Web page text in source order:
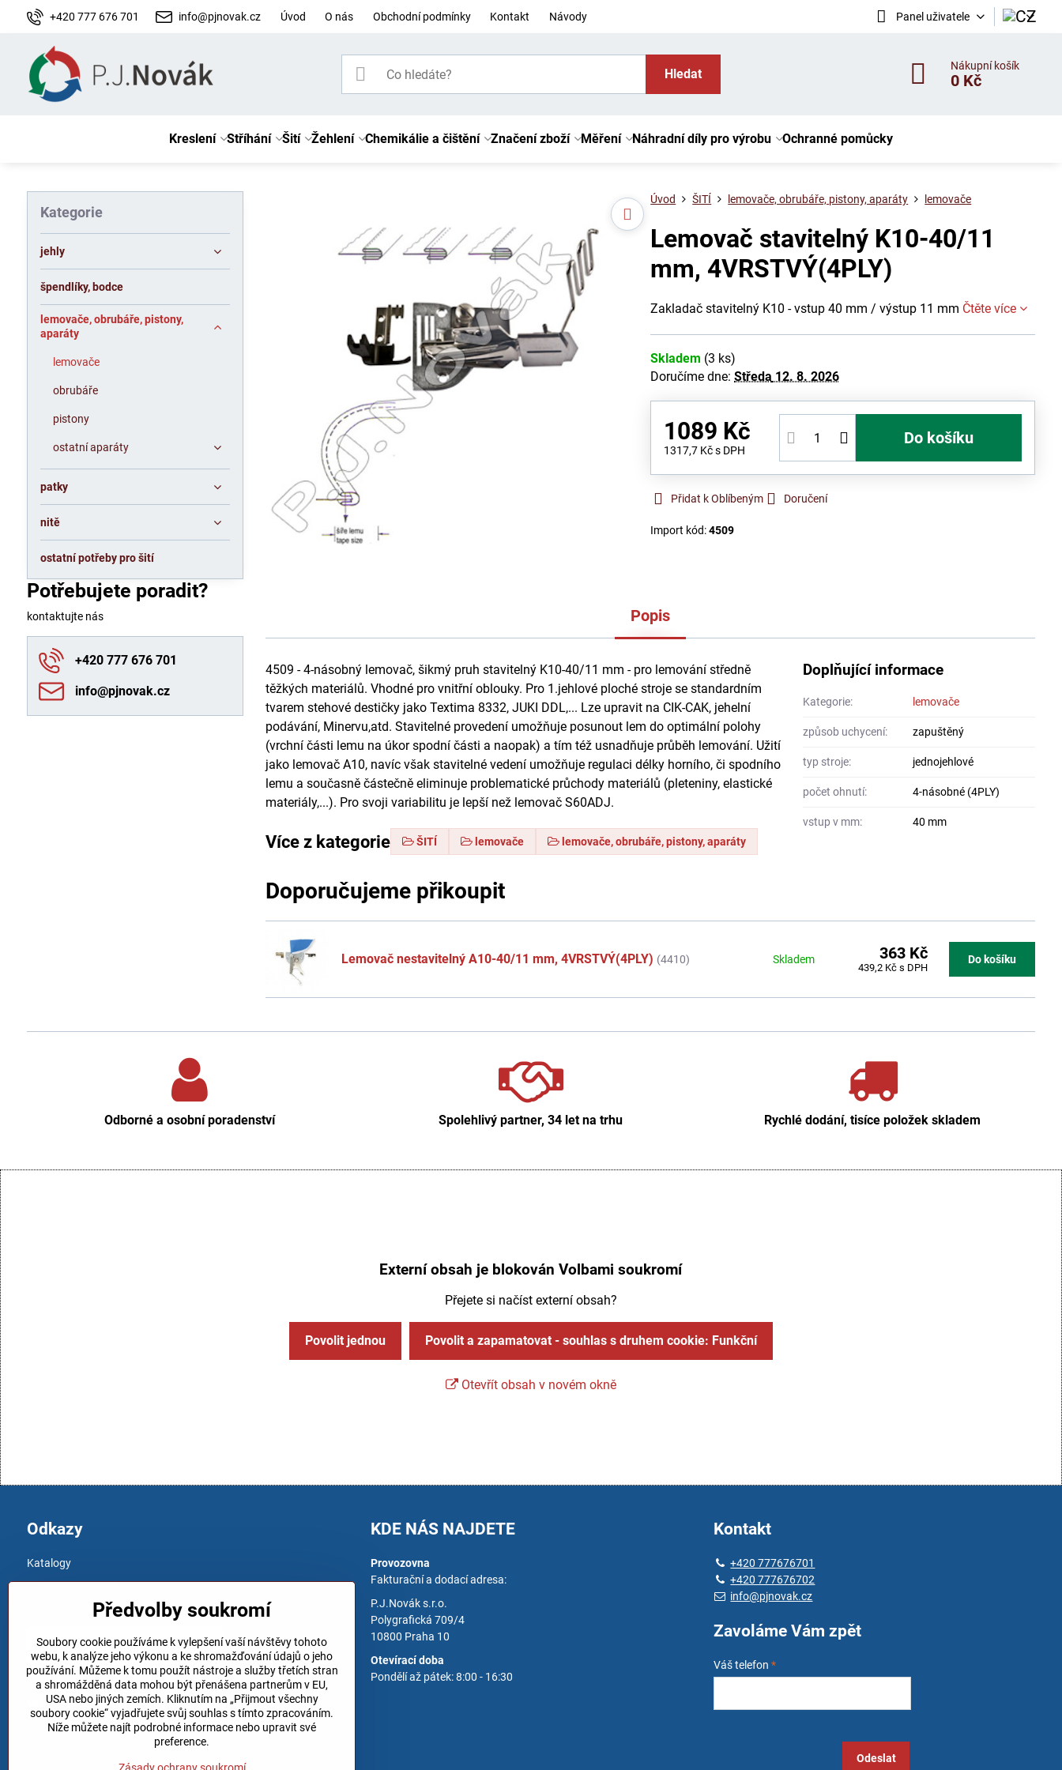
+420 777 676 701 info@pjnovak.cz Úvod O nás Obchodní podmínky Kontakt Návody Panel uživatele
Hledat
Nákupní košík
0 Kč
Kreslení Stříhání Šití Žehlení Chemikálie a čištění Značení zboží Měření Náhradní díly pro výrobu Ochranné pomůcky
Úvod ŠITÍ lemovače, obrubáře, pistony, aparáty lemovače
Lemovač stavitelný K10-40/11
mm, 4VRSTVÝ(4PLY)
Zakladač stavitelný K10 - vstup 40 mm / výstup 11 mm Čtěte více
Skladem (3 ks)
Doručíme dne:Středa 12. 8. 2026
1089 Kč
1317,7 Kčs DPH
Do košíku
Přidat k Oblíbeným Doručení
Import kód:4509
Popis
4509 - 4-násobný lemovač, šikmý pruh stavitelný K10-40/11 mm - pro lemování středně
těžkých materiálů. Vhodné pro vnitřní oblouky. Pro 1.jehlové ploché stroje se standardním
tvarem stehové destičky jako Textima 8332, JUKI DDL,... Lze upravit na CIK-CAK, jehelní
podávání, Minervu,atd. Stavitelné provedení umožňuje posunout lem do optimální polohy
(vrchní části lemu na úkor spodní části a naopak) a tím též usnadňuje průběh lemování. Užití
jako lemovač A10, navíc však stavitelné vedení umožňuje regulaci délky horního, či spodního
lemu a současně částečně eliminuje problematické průchody materiálů (pleteniny, elastické
materiály,...). Pro svoji variabilitu je lepší než lemovač S60ADJ.
Více z kategorie ŠITÍ lemovače lemovače, obrubáře, pistony, aparáty
Doplňující informace
Kategorie: lemovače
způsob uchycení: zapuštěný
typ stroje: jednojehlové
počet ohnutí: 4-násobné (4PLY)
vstup v mm: 40 mm
Doporučujeme přikoupit
Lemovač nestavitelný A10-40/11 mm, 4VRSTVÝ(4PLY) (4410) Skladem 363 Kč
439,2 Kčs DPH
Do košíku
Kategorie
jehly
špendlíky, bodce
lemovače, obrubáře, pistony,
aparáty
lemovače
obrubáře
pistony
ostatní aparáty
patky
nitě
ostatní potřeby pro šití
Potřebujete poradit?
kontaktujte nás
+420 777 676 701
info​@pjnovak​.cz
Odborné a osobní poradenství Spolehlivý partner, 34 let na trhu Rychlé dodání, tisíce položek skladem
Externí obsah je blokován Volbami soukromí
Přejete si načíst externí obsah?
Povolit jednou Povolit a zapamatovat - souhlas s druhem cookie: Funkční
Otevřít obsah v novém okně
Odkazy
Katalogy
Ochrana osobních údajů
Objednávky
Stav objednávky
KDE NÁS NAJDETE
Provozovna
Fakturační a dodací adresa:
P.J.Novák s.r.o.
Polygrafická 709/4
10800 Praha 10
Otevírací doba
Pondělí až pátek: 8:00 - 16:30
Kontakt
+420 777676701
+420 777676702
info@pjnovak.cz
Zavoláme Vám zpět
Váš telefon*
Odeslat
Předvolby soukromí
Soubory cookie používáme k vylepšení vaší návštěvy tohoto
webu, k analýze jeho výkonu a ke shromažďování údajů o jeho
používání. Můžeme k tomu použít nástroje a služby třetích stran
a shromážděná data mohou být přenášena partnerům v EU,
USA nebo jiných zemích. Kliknutím na „Přijmout všechny
soubory cookie“ vyjadřujete svůj souhlas s tímto zpracováním.
Níže můžete najít podrobné informace nebo upravit své
preference.